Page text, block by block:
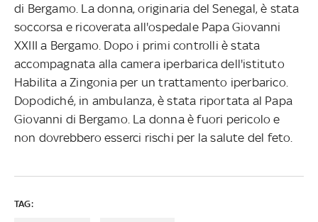
di Bergamo. La donna, originaria del Senegal, è stata
soccorsa e ricoverata all'ospedale Papa Giovanni
XXIII a Bergamo. Dopo i primi controlli è stata
accompagnata alla camera iperbarica dell'istituto
Habilita a Zingonia per un trattamento iperbarico.
Dopodiché, in ambulanza, è stata riportata al Papa
Giovanni di Bergamo. La donna è fuori pericolo e
non dovrebbero esserci rischi per la salute del feto.
TAG: